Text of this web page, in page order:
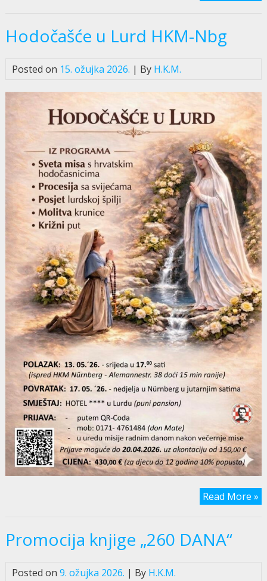
Hodočašće u Lurd HKM-Nbg
Posted on 15. ožujka 2026. | By H.K.M.
Read More »
Promocija knjige „260 DANA“
Posted on 9. ožujka 2026. | By H.K.M.